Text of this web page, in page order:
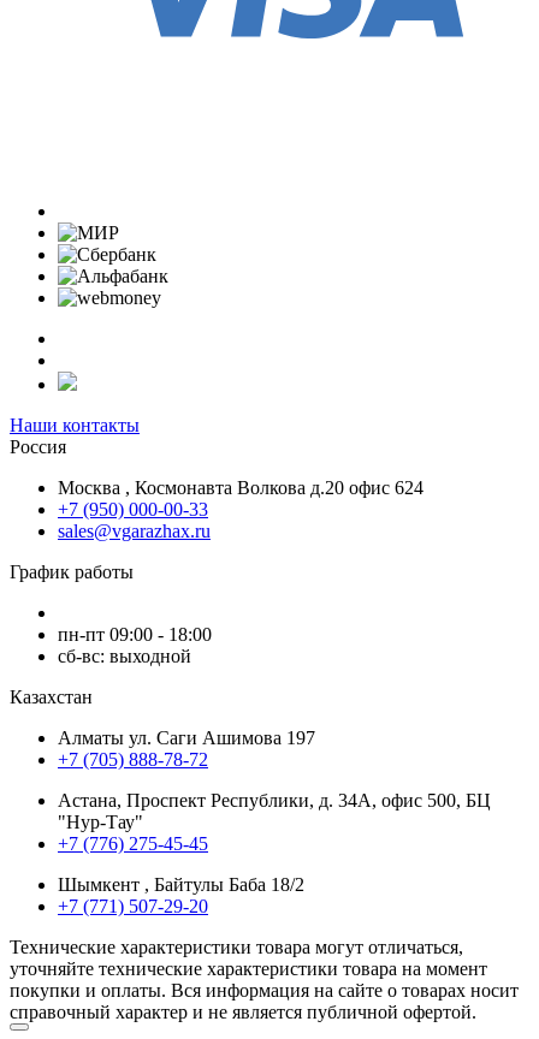
Наши контакты
Россия
Москва , Космонавта Волкова д.20 офис 624
+7 (950) 000-00-33
sales@vgarazhax.ru
График работы
пн-пт 09:00 - 18:00
сб-вс: выходной
Казахстан
Алматы ул. Саги Ашимова 197
+7 (705) 888-78-72
Астана, Проспект Республики, д. 34А​, офис 500, БЦ
"Нур-Тау"
+7 (776) 275-45-45
Шымкент , Байтулы Баба 18/2
+7 (771) 507-29-20
Технические характеристики товара могут отличаться,
уточняйте технические характеристики товара на момент
покупки и оплаты. Вся информация на сайте о товарах носит
справочный характер и не является публичной офертой.